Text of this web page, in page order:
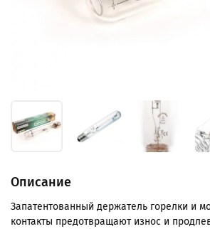
Описание
Запатентованный держатель горелки и
контакты предотвращают износ и